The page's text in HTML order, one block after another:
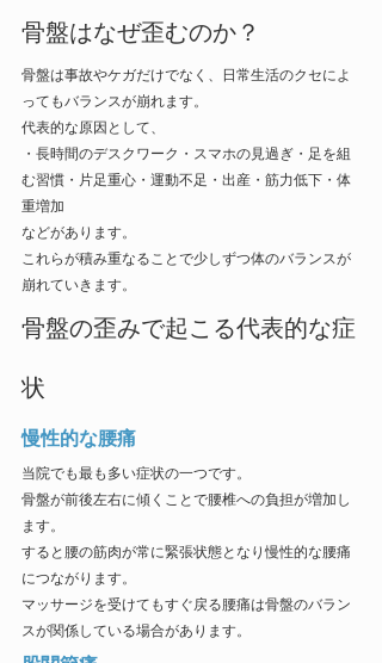
骨盤はなぜ歪むのか？
骨盤は事故やケガだけでなく、日常生活のクセによ
ってもバランスが崩れます。
代表的な原因として、
・長時間のデスクワーク・スマホの見過ぎ・足を組
む習慣・片足重心・運動不足・出産・筋力低下・体
重増加
などがあります。
これらが積み重なることで少しずつ体のバランスが
崩れていきます。
骨盤の歪みで起こる代表的な症
状
慢性的な腰痛
当院でも最も多い症状の一つです。
骨盤が前後左右に傾くことで腰椎への負担が増加し
ます。
すると腰の筋肉が常に緊張状態となり慢性的な腰痛
につながります。
マッサージを受けてもすぐ戻る腰痛は骨盤のバラン
スが関係している場合があります。